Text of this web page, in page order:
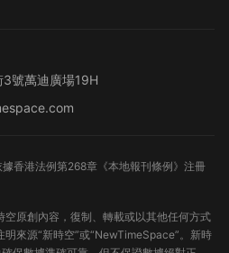
號萬迪廣場19H
據香港法例第268章《本地報刊條例》注冊
原創內容，復制、轉載或以其他任何方式
來源“新時空”或“NewTimeSpace”。新時